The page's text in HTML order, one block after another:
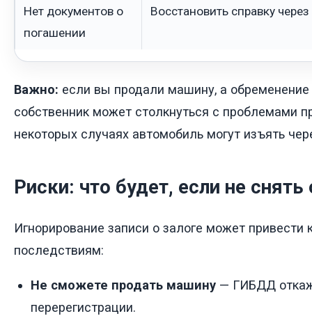
Нет документов о
погашении
Восстановить справку
Важно: если вы продали машину, а обременение
собственник может столкнуться с проблемами
некоторых случаях автомобиль могут изъять
Риски: что будет, если не
Игнорирование записи о залоге может привести
последствиям:
Не сможете продать машину — ГИБДД
перерегистрации.